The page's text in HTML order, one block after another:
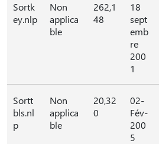
Sortk
ey.nlp
Non
applica
ble
262,1
48
18
sept
emb
re
200
1
Sortt
bls.nl
p
Non
applica
ble
20,32
0
02-
Fév-
200
5